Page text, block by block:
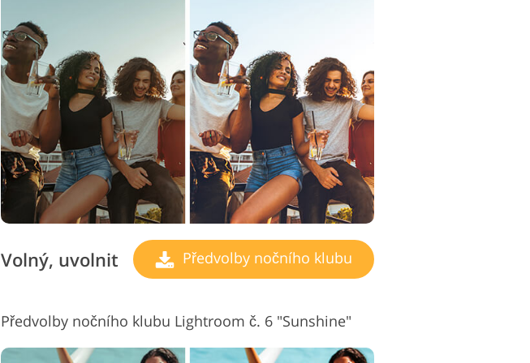
Volný, uvolnit Předvolby nočního klubu
Předvolby nočního klubu Lightroom č. 6 "Sunshine"